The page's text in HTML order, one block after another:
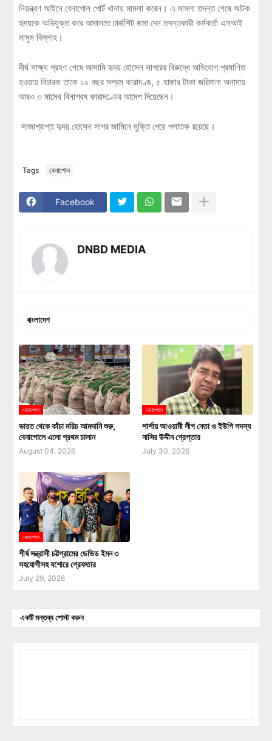
নিয়ন্ত্রণ আইনে বেনাপোল পোর্ট থানায় মামলা করেন। এ মামলা তদন্ত শেষে আটক
হৃদয়কে অভিযুক্ত করে আদালতে চার্জশিট জমা দেন তদন্তকারী কর্মকর্তা এসআই
মাসুম বিল্লাহ।
দীর্ঘ সাক্ষ্য গ্রহণ শেষে আসামি হৃদয় হোসেন সাগরের বিরুদ্ধে অভিযোগ প্রমাণিত
হওয়ায় বিচারক তাকে ১০ বছর সশ্রম কারাদণ্ড, ৫ হাজার টাকা জরিমানা অনাদায়
আরও ৩ মাসের বিনাশ্রম কারাদণ্ডের আদেশ দিয়েছেন।
সাজাপ্রাপ্ত হৃদয় হোসেন সাগর জামিনে মুক্তি পেয়ে পলাতক রয়েছে।
Tags বেনাপোল
Facebook
DNBD MEDIA
বাংলাদেশ
বেনাপোল
ভারত থেকে কাঁচা মরিচ আমদানি শুরু,
বেনাপোলে এলো প্রথম চালান
August 04, 2026
বেনাপোল
শার্শায় আওয়ামী লীগ নেতা ও ইউপি সদস্য
নাসির উদ্দীন গ্রেপ্তার
July 30, 2026
বেনাপোল
শীর্ষ সন্ত্রাসী চট্টগ্রামের ডেভিড ইমন ৩
সহযোগীসহ যশোরে গ্রেফতার
July 29, 2026
একটি মন্তব্য পোস্ট করুন